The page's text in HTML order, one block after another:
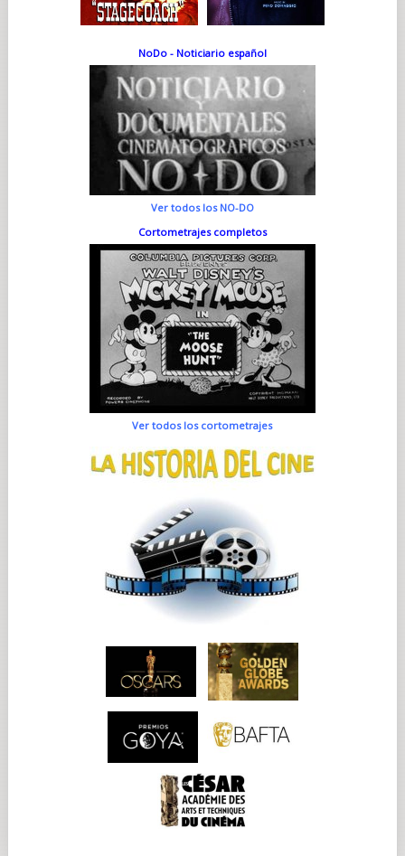
NoDo - Noticiario español
Ver todos los NO-DO
Cortometrajes completos
Ver todos los cortometrajes